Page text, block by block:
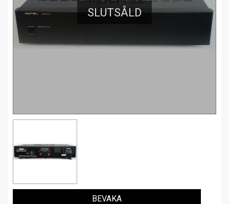
SLUTSÅLD
BEVAKA